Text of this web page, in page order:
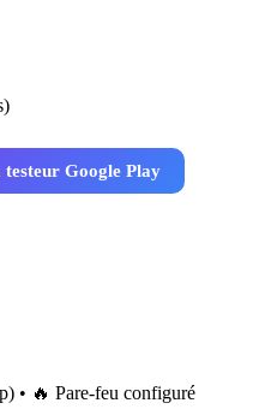
testeur Google Play
• 🔥 Pare-feu configuré